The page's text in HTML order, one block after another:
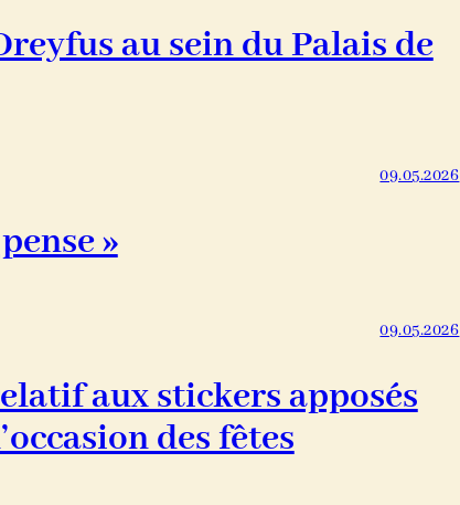
au sein du Palais de
09.05.2026
»
09.05.2026
aux stickers apposés
des fêtes